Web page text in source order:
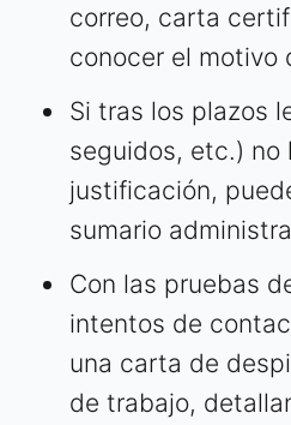
correo, carta
conocer el motivo
Si tras los plazos
seguidos, etc.) no
justificación,
sumario
Con las pruebas
intentos de
una carta de
de trabajo,